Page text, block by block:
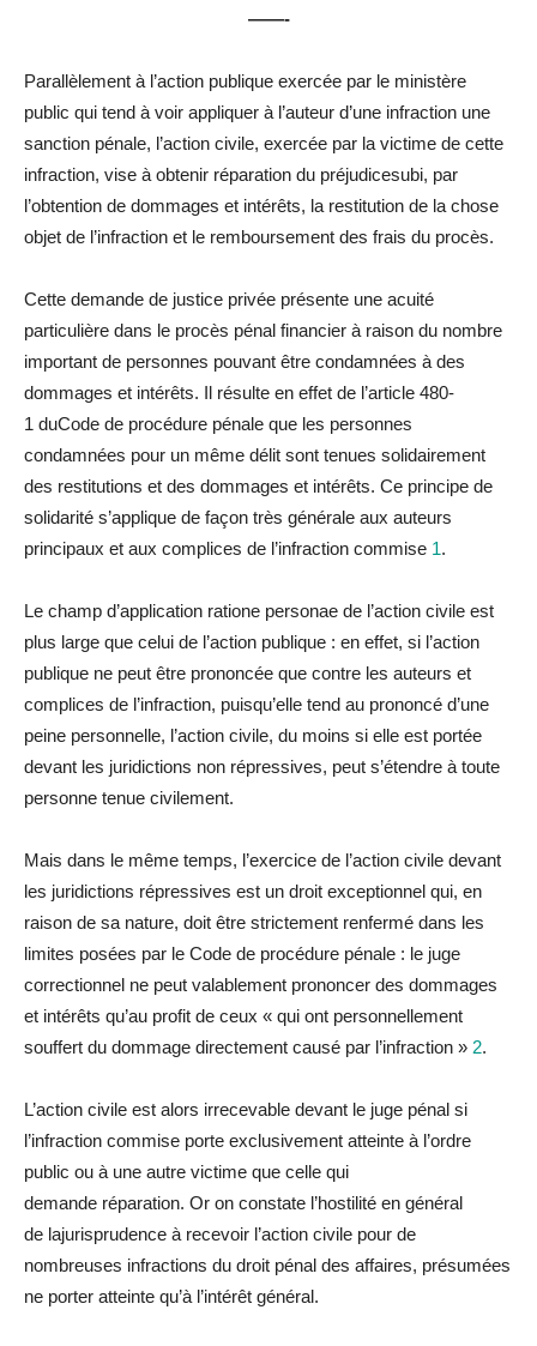
——-
Parallèlement à l’action publique exercée par le ministère
public qui tend à voir appliquer à l’auteur d’une infraction une
sanction pénale, l’action civile, exercée par la victime de cette
infraction, vise à obtenir réparation du préjudicesubi, par
l’obtention de dommages et intérêts, la restitution de la chose
objet de l’infraction et le remboursement des frais du procès.
Cette demande de justice privée présente une acuité
particulière dans le procès pénal financier à raison du nombre
important de personnes pouvant être condamnées à des
dommages et intérêts. Il résulte en effet de l’article 480-
1 duCode de procédure pénale que les personnes
condamnées pour un même délit sont tenues solidairement
des restitutions et des dommages et intérêts. Ce principe de
solidarité s’applique de façon très générale aux auteurs
principaux et aux complices de l’infraction commise 1.
Le champ d’application ratione personae de l’action civile est
plus large que celui de l’action publique : en effet, si l’action
publique ne peut être prononcée que contre les auteurs et
complices de l’infraction, puisqu’elle tend au prononcé d’une
peine personnelle, l’action civile, du moins si elle est portée
devant les juridictions non répressives, peut s’étendre à toute
personne tenue civilement.
Mais dans le même temps, l’exercice de l’action civile devant
les juridictions répressives est un droit exceptionnel qui, en
raison de sa nature, doit être strictement renfermé dans les
limites posées par le Code de procédure pénale : le juge
correctionnel ne peut valablement prononcer des dommages
et intérêts qu’au profit de ceux « qui ont personnellement
souffert du dommage directement causé par l’infraction » 2.
L’action civile est alors irrecevable devant le juge pénal si
l’infraction commise porte exclusivement atteinte à l’ordre
public ou à une autre victime que celle qui
demande réparation. Or on constate l’hostilité en général
de lajurisprudence à recevoir l’action civile pour de
nombreuses infractions du droit pénal des affaires, présumées
ne porter atteinte qu’à l’intérêt général.